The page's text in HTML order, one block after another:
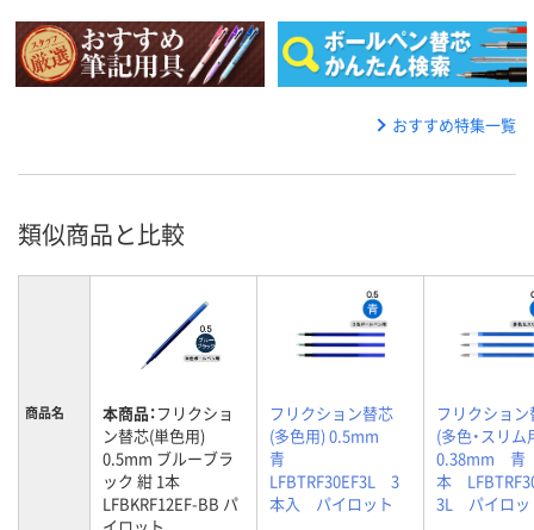
おすすめ特集一覧
類似商品と比較
商品名 本商品：フリクショ
ン替芯(単色用)
0.5mm ブルーブラ
ック 紺 1本
LFBKRF12EF-BB パ
フリクション替芯
(多色用) 0.5mm
青
LFBTRF30EF3L 3
本入 パイロット
フリクション
(多色・スリ
0.38mm
本
3L パイロッ